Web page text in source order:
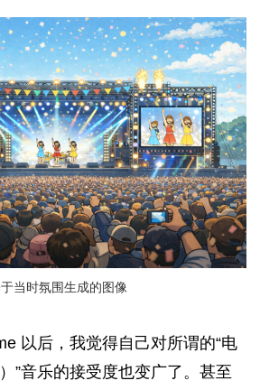
当时氛围生成的图像
以后，我觉得自己对所谓的“电
”音乐的接受度也变广了。甚至